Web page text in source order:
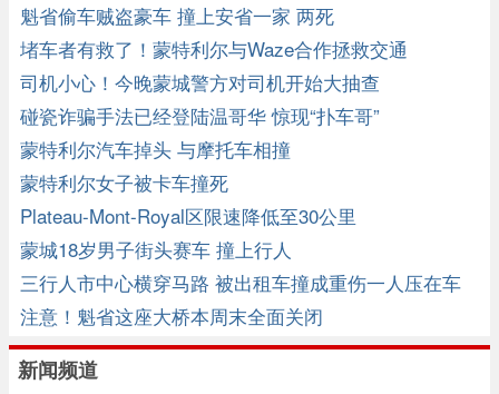
魁省偷车贼盗豪车 撞上安省一家 两死
堵车者有救了！蒙特利尔与Waze合作拯救交通
司机小心！今晚蒙城警方对司机开始大抽查
碰瓷诈骗手法已经登陆温哥华 惊现“扑车哥”
蒙特利尔汽车掉头 与摩托车相撞
蒙特利尔女子被卡车撞死
Plateau-Mont-Royal区限速降低至30公里
蒙城18岁男子街头赛车 撞上行人
三行人市中心横穿马路 被出租车撞成重伤一人压在车
下
注意！魁省这座大桥本周末全面关闭
新闻频道